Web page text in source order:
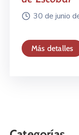
30 de junio
Más detalles